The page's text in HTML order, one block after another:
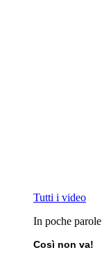
Tutti i video
In poche parole
Così non va!